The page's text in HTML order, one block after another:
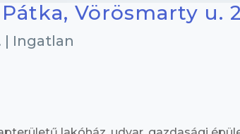
Vörösmarty u.
| Ingatlan